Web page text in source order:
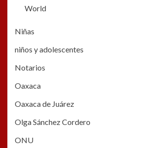
World
Niñas
niños y adolescentes
Notarios
Oaxaca
Oaxaca de Juárez
Olga Sánchez Cordero
ONU